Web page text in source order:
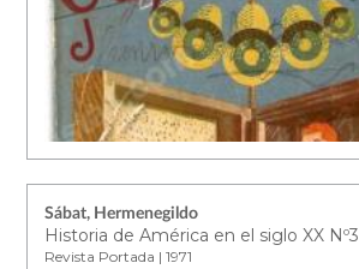
Sábat, Hermenegildo
Historia de América en el siglo XX Nº3
Revista Portada | 1971